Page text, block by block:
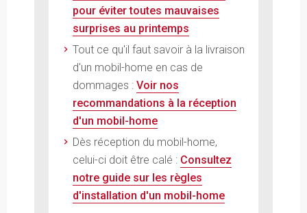
pour éviter toutes mauvaises
surprises au printemps
Tout ce qu'il faut savoir à la livraison
d'un mobil-home en cas de
dommages : Voir nos
recommandations à la réception
d'un mobil-home
Dès réception du mobil-home,
celui-ci doit être calé : Consultez
notre guide sur les règles
d'installation d'un mobil-home